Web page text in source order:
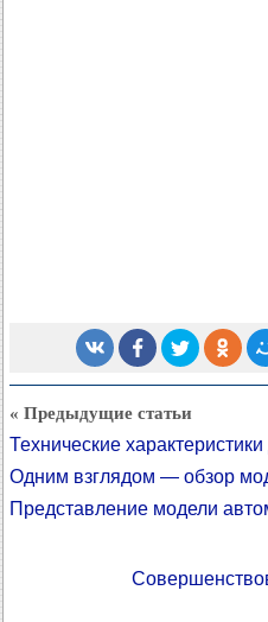
« Предыдущие статьи
Технические характеристики
Одним взглядом — обзор
Представление модели